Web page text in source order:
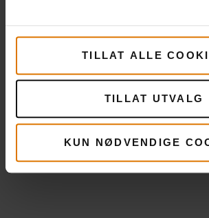
TILLAT ALLE
TILLAT UTVALG
KUN NØDVENDIGE